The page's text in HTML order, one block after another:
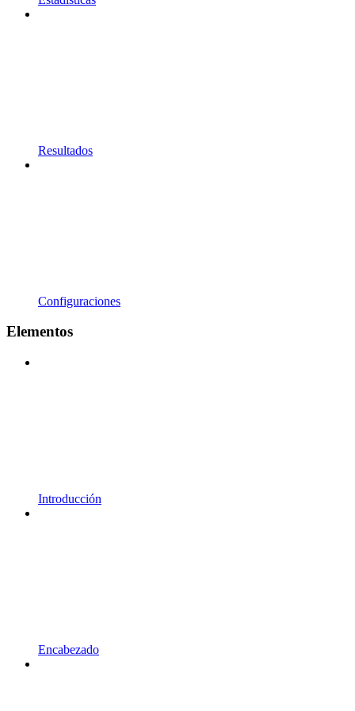
Resultados
Configuraciones
Elementos
Introducción
Encabezado